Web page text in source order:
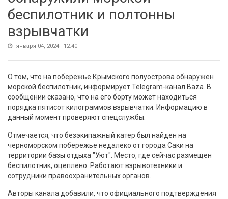
беспилотник и полтонны
взрывчатки
января 04, 2024 - 12:40
О том, что на побережье Крымского полуострова обнаружен
морской беспилотник, информирует Telegram-канал Baza. В
сообщении сказано, что на его борту может находиться
порядка пятисот килограммов взрывчатки. Информацию в
данный момент проверяют спецслужбы.
Отмечается, что безэкипажный катер был найден на
черноморском побережье недалеко от города Саки на
территории базы отдыха "Уют". Место, где сейчас размещен
беспилотник, оцеплено. Работают взрывотехники и
сотрудники правоохранительных органов.
Авторы канала добавили, что официального подтверждения